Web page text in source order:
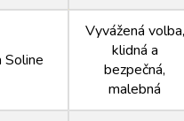
Soline
Vyvážená volba,
klidná a
bezpečná,
malebná